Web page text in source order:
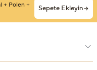
+ Polen +
Sepete Ekleyin